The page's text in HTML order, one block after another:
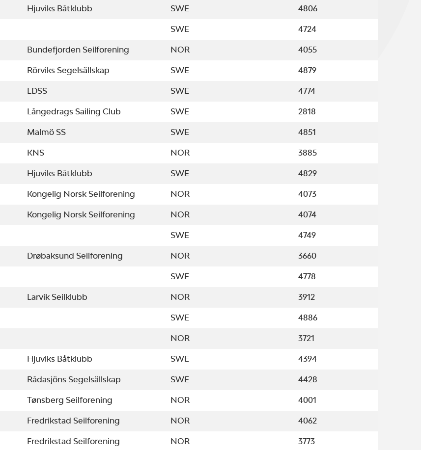
Hjuviks Båtklubb SWE 4806
SWE 4724
Bundefjorden Seilforening NOR 4055
Rörviks Segelsällskap SWE 4879
LDSS SWE 4774
Långedrags Sailing Club SWE 2818
Malmö SS SWE 4851
KNS NOR 3885
Hjuviks Båtklubb SWE 4829
Kongelig Norsk Seilforening NOR 4073
Kongelig Norsk Seilforening NOR 4074
SWE 4749
Drøbaksund Seilforening NOR 3660
SWE 4778
Larvik Seilklubb NOR 3912
SWE 4886
NOR 3721
Hjuviks Båtklubb SWE 4394
Rådasjöns Segelsällskap SWE 4428
Tønsberg Seilforening NOR 4001
Fredrikstad Seilforening NOR 4062
Fredrikstad Seilforening NOR 3773